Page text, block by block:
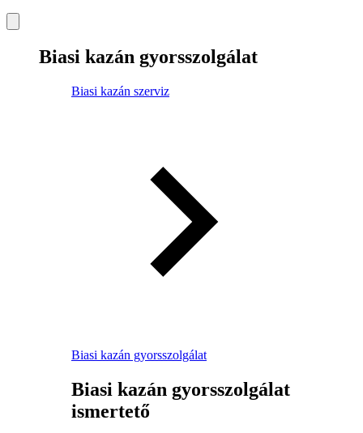
Biasi kazán gyorsszolgálat
Biasi kazán szerviz
Biasi kazán gyorsszolgálat
Biasi kazán gyorsszolgálat
ismertető